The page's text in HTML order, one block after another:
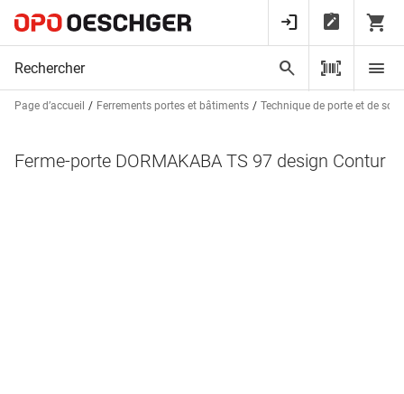
Page d’accueil Ferrements portes et bâtiments Technique de porte et de
Ferme-porte DORMAKABA TS 97 design Contur